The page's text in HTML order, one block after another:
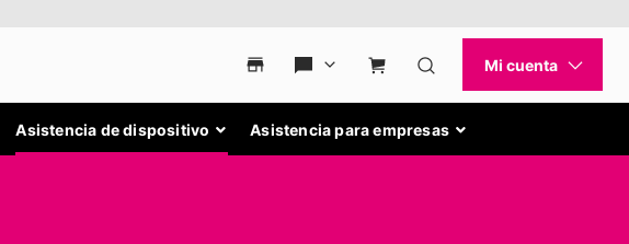
Asistencia de dispositivo Asistencia para empresas